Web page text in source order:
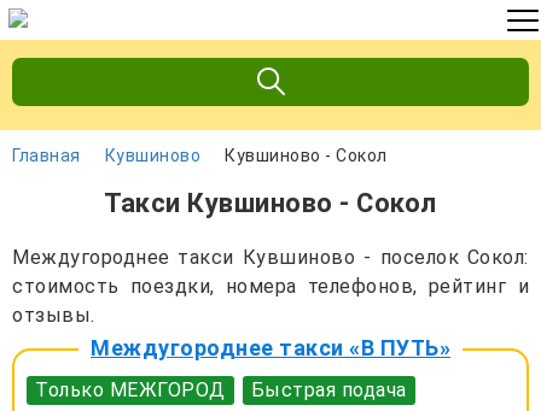
Главная Кувшиново Кувшиново - Сокол
Такси Кувшиново - Сокол
Междугороднее такси Кувшиново - поселок Сокол:
стоимость поездки, номера телефонов, рейтинг и
отзывы.
Междугороднее такси «В ПУТЬ»
Только МЕЖГОРОД
Быстрая подача